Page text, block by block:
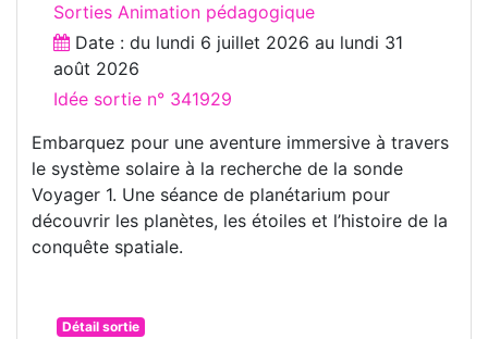
Sorties Animation pédagogique
Date : du lundi 6 juillet 2026 au lundi 31
août 2026
Idée sortie n° 341929
Embarquez pour une aventure immersive à travers
le système solaire à la recherche de la sonde
Voyager 1. Une séance de planétarium pour
découvrir les planètes, les étoiles et l’histoire de la
conquête spatiale.
Détail sortie